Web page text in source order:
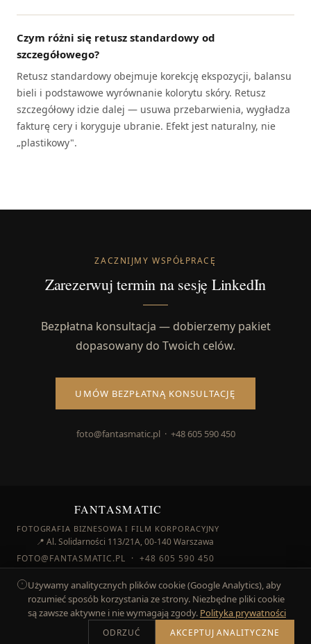
Czym różni się retusz standardowy od
szczegółowego?
Retusz standardowy obejmuje korekcję ekspozycji, balansu
bieli i podstawowe wyrównanie kolorytu skóry. Retusz
szczegółowy idzie dalej — usuwa przebarwienia, wygładza
fakturę cery i koryguje ubranie. Efekt jest naturalny, nie
„plastikowy".
ZACZNIJMY WSPÓŁPRACĘ
Zarezerwuj termin na sesję LinkedIn
Bezpłatna konsultacja — dobierzemy pakiet
dopasowany do Twoich celów.
UMÓW BEZPŁATNĄ KONSULTACJĘ
foto@fantasmatic.pl · +48 605 590 450
Używamy analitycznych plików cookie (Google Analytics), aby
rozumieć sposób korzystania ze strony. Niezbędne pliki cookie
są zawsze aktywne i nie wymagają zgody. Polityka prywatności
ODRZUĆ AKCEPTUJ ANALITYCZNE
FANTASMATIC
FOTOGRAFIA BIZNESOWA I FILM KORPORACYJNY
📍 Al. Solidarności 113/21A, 00-140 Warszawa
FOTO@FANTASMATIC.PL ·+48 605 590 450
© 2026 FANTASMATIC ·ENGLISH VERSION·POLITYKA
PRYWATNOŚCI